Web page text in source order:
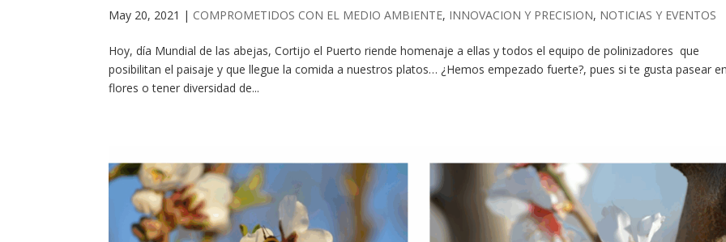
May 20, 2021 | COMPROMETIDOS CON EL MEDIO AMBIENTE, INNOVACION Y PRECISION, NOTICIAS Y EVENTOS
Hoy, día Mundial de las abejas, Cortijo el Puerto riende homenaje a ellas y todos el equipo de polinizadores que
posibilitan el paisaje y que llegue la comida a nuestros platos… ¿Hemos empezado fuerte?, pues si te gusta pasear
flores o tener diversidad de...